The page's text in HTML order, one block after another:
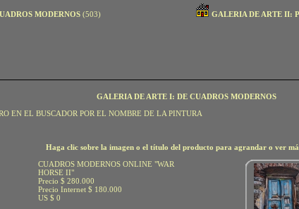
MODERNOS(503) GALERIA DE ARTE II:
GALERIA DE ARTE I: DE CUADROS MODERNOS
EN EL BUSCADOR POR EL NOMBRE DE LA PINTURA
Haga clic sobre la imagen o el título del producto para agrandar o ver
CUADROS MODERNOS ONLINE "WAR
HORSE II"
Precio $ 280.000
Precio Internet $ 180.000
US $ 0